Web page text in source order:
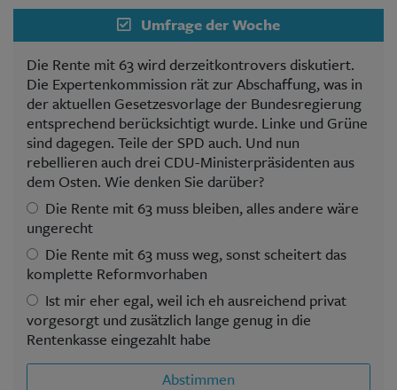
Umfrage der Woche
Die Rente mit 63 wird derzeitkontrovers diskutiert.
Die Expertenkommission rät zur Abschaffung, was in
der aktuellen Gesetzesvorlage der Bundesregierung
entsprechend berücksichtigt wurde. Linke und Grüne
sind dagegen. Teile der SPD auch. Und nun
rebellieren auch drei CDU-Ministerpräsidenten aus
dem Osten. Wie denken Sie darüber?
Die Rente mit 63 muss bleiben, alles andere wäre
ungerecht
Die Rente mit 63 muss weg, sonst scheitert das
komplette Reformvorhaben
Ist mir eher egal, weil ich eh ausreichend privat
vorgesorgt und zusätzlich lange genug in die
Rentenkasse eingezahlt habe
Abstimmen